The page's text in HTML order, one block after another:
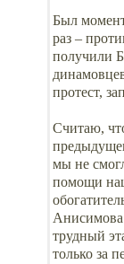
Был
раз –
получили
протест,
Считаю,
мы не
помощи
Анисимова
трудный
только за